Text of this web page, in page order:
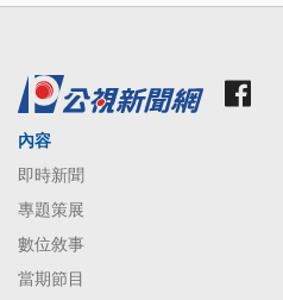
內容
即時新聞
專題策展
數位敘事
當期節目